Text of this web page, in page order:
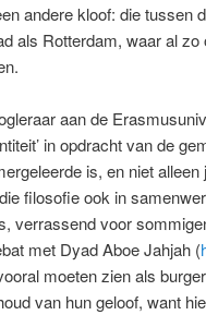
andere kloof: die tussen
als Rotterdam, waar al
aan de
in opdracht van de
is, en niet
filosofie ook in
verrassend voor
met Dyad Aboe Jahjah (
moeten zien als
van hun geloof, want